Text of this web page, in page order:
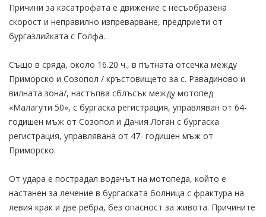
Причини за касатрофата е движение с несъобразена
скорост и неправилно изпреварване, предприети от
бургазлийката с Голфа.
Също в сряда, около 16.20 ч., в пътната отсечка между
Приморско и Созопол / кръстовището за с. Равадиново и
вилната зона/, настъпва сблъсък между мотопед
«Малагути 50», с бургаска регистрация, управляван от 64-
годишен мъж от Созопол и Дачия Логан с бургаска
регистрация, управлявана от 47- годишен мъж от
Приморско.
От удара е пострадал водачът на мотопеда, който е
настанен за лечение в бургаската болница с фрактура на
левия крак и две ребра, без опасност за живота. Причините